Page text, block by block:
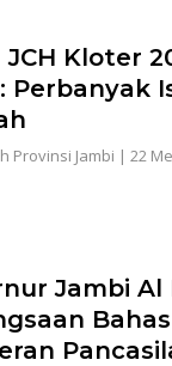
JCH Kloter
Perbanyak
Provinsi Jambi |22
Jambi Al